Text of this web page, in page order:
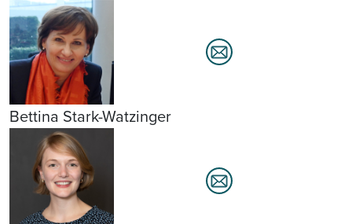
Bettina Stark-Watzinger